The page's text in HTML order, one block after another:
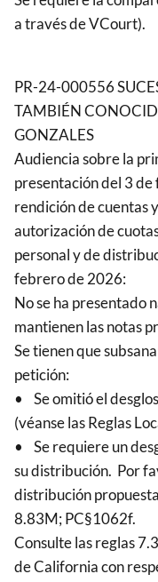
a través de VCourt).
PR-24-000556
TAMBIÉN
GONZALES
Audiencia sobre la
presentación del 3
rendición de cuentas
autorización de
personal y de
febrero de 2026:
No se ha presentado
mantienen las notas
Se tienen que
petición:
• Se omitió el
(véanse las Reglas
• Se requiere un
su distribución. Por
distribución
8.83M; PC§1062f.
Consulte las reglas
de California con